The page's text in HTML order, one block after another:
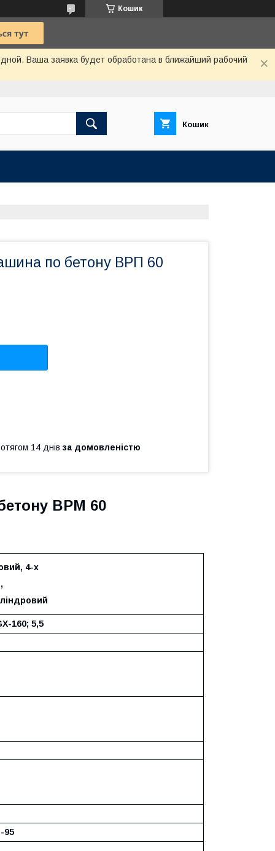
Кошик
Ваша заявка будет обработана в ближайший рабочий
Кошик
по бетону ВРП 60
14 днів за домовленістю
ВРМ 60
4-х
160; 5,5
95